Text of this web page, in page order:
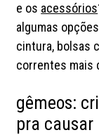
e os acessórios
algumas
cintura, bolsas
correntes mais
gêmeos:
pra causar